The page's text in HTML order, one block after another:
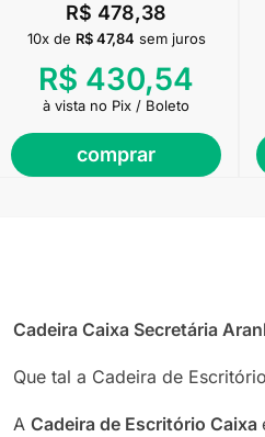
R$ 478,38
comprar
10x de R$47,84 sem juros
R$ 430,54
à vista no Pix / Boleto
Cadeira Caixa Secretária
Que tal a Cadeira de
A Cadeira de Escritório Caixa